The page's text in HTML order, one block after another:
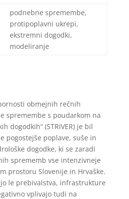
podnebne spremembe,
protipoplavni ukrepi,
ekstremni dogodki,
modeliranje
obmejnih rečnih
spremembe s poudarkom na
dogodkih“ (STRIVER) je bil
pogostejše poplave, suše in
dogodke, ki se zaradi
sprememb vse intenzivneje
prostoru Slovenije in Hrvaške.
le prebivalstva, infrastrukture
vplivajo tudi na